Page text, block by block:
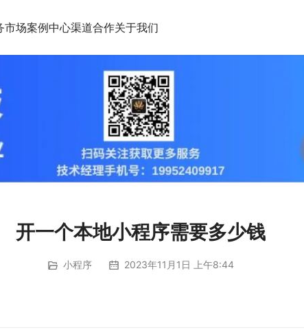
市场案例中心渠道合作关于我们
开一个本地小程序需要多少钱
小程序 2023年11月1日 上午8:44